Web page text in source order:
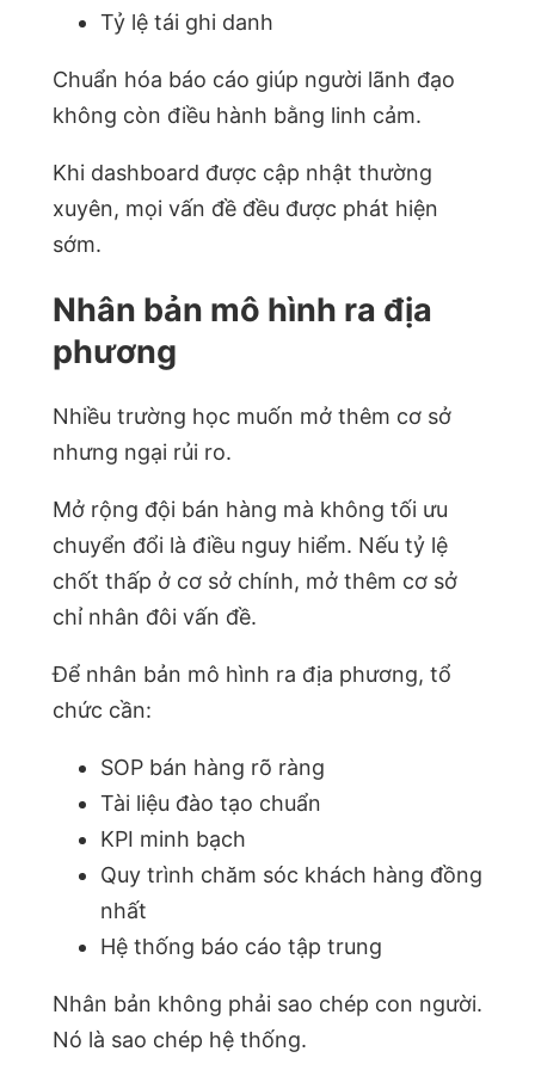
Tỷ lệ tái ghi danh
Chuẩn hóa báo cáo giúp người lãnh đạo
không còn điều hành bằng linh cảm.
Khi dashboard được cập nhật thường
xuyên, mọi vấn đề đều được phát hiện
sớm.
Nhân bản mô hình ra địa
phương
Nhiều trường học muốn mở thêm cơ sở
nhưng ngại rủi ro.
Mở rộng đội bán hàng mà không tối ưu
chuyển đổi là điều nguy hiểm. Nếu tỷ lệ
chốt thấp ở cơ sở chính, mở thêm cơ sở
chỉ nhân đôi vấn đề.
Để nhân bản mô hình ra địa phương, tổ
chức cần:
SOP bán hàng rõ ràng
Tài liệu đào tạo chuẩn
KPI minh bạch
Quy trình chăm sóc khách hàng đồng
nhất
Hệ thống báo cáo tập trung
Nhân bản không phải sao chép con người.
Nó là sao chép hệ thống.